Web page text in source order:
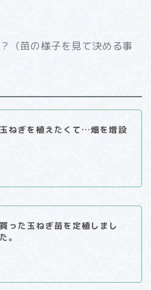
（苗の様子を見て決める事
玉ねぎを植えたくて…畑を増設
買った玉ねぎ苗を定植しまし
た。